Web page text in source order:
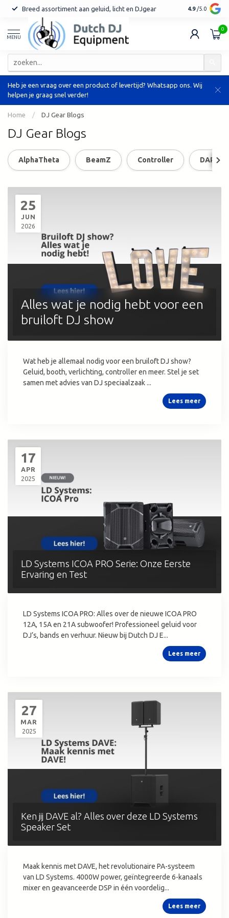
Breed assortiment aan geluid, licht en DJgear Tot 7 jaar
4.9 /5.0
MENU
0
Heb je een vraag over een product of levertijd? Whatsapp ons. Wij
helpen je graag snel verder!
Home / DJ Gear Blogs
DJ Gear Blogs
AlphaTheta BeamZ Controller DAP
25
JUN
2026
Alles wat je nodig hebt voor een
bruiloft DJ show
Wat heb je allemaal nodig voor een bruiloft DJ show?
Geluid, booth, verlichting, controller en meer. Stel je set
samen met advies van DJ speciaalzaak ...
Lees meer
17
APR
2025
LD Systems ICOA PRO Serie: Onze Eerste
Ervaring en Test
LD Systems ICOA PRO: Alles over de nieuwe ICOA PRO
12A, 15A en 21A subwoofer! Professioneel geluid voor
DJ’s, bands en verhuur. Nieuw bij Dutch DJ E...
Lees meer
27
MAR
2025
Ken jij DAVE al? Alles over deze LD Systems
Speaker Set
Maak kennis met DAVE, het revolutionaire PA-systeem
van LD Systems. 4000W power, geïntegreerde 6-kanaals
mixer en geavanceerde DSP in één voordelig...
Lees meer